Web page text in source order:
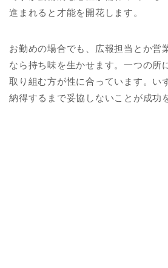
進まれると才能を開花します。
お勤めの場合でも、広報担当とか営
なら持ち味を生かせます。一つの所
取り組む方が性に合っています。い
納得するまで妥協しないことが成功